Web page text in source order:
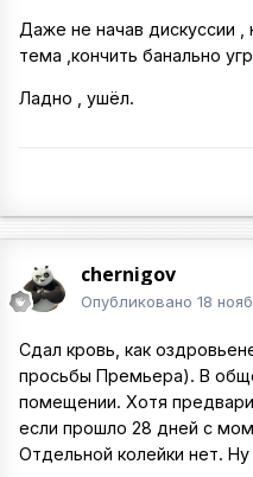
Даже не начав дискуссии
тема ,кончить банально
Ладно , ушёл.
chernigov
Опубликовано 18
Сдал кровь, как
просьбы Премьера). В
помещении. Хотя
если прошло 28 дней с
Отдельной колейки нет. Ну